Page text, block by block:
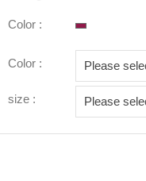
Color :
Color :
size :